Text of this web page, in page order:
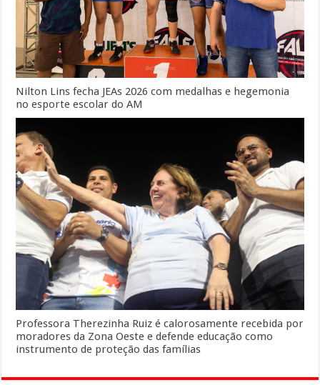
Nilton Lins fecha JEAs 2026 com medalhas e hegemonia
no esporte escolar do AM
Professora Therezinha Ruiz é calorosamente recebida por
moradores da Zona Oeste e defende educação como
instrumento de proteção das famílias